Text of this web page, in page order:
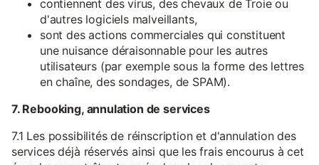
contiennent des virus, des chevaux de Troie ou
d'autres logiciels malveillants,
sont des actions commerciales qui constituent
une nuisance déraisonnable pour les autres
utilisateurs (par exemple sous la forme des lettres
en chaîne, des sondages, de SPAM).
7. Rebooking, annulation de services
7.1 Les possibilités de réinscription et d'annulation des
services déjà réservés ainsi que les frais encourus à cet